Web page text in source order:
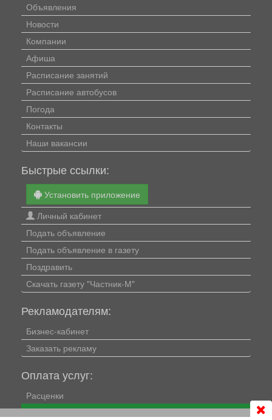
Объявления
Новости
Компании
Афиша
Расписание занятий
Расписание автобусов
Погода
Контакты
Наши вакансии
Быстрые ссылки:
Установить приложение
Личный кабинет
Подать объявление
Подать объявление в газету
Поздравить
Скачать газету "Частник-М"
Рекламодателям:
Бизнес-кабинет
Заказать рекламу
Оплата услуг:
Расценки
Оплатить